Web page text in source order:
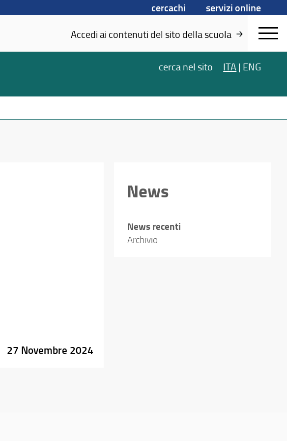
cercachi
servizi online
Accedi ai contenuti del sito della scuola
cerca nel sito ITA | ENG
27 Novembre 2024
News
News recenti
Archivio